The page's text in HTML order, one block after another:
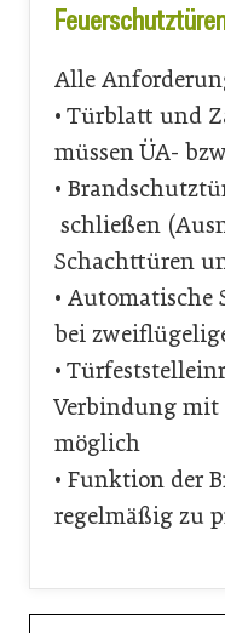
Alle
• Türblatt und
müssen ÜA-
•
schließen
Schachttüren
•
bei
•
Verbindung mit
möglich
• Funktion der
regelmäßig zu